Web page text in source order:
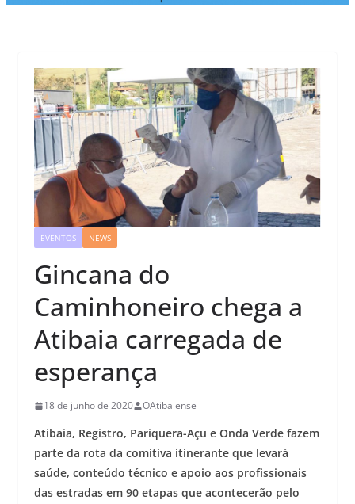
EVENTOS NEWS
Gincana do
Caminhoneiro chega a
Atibaia carregada de
esperança
18 de junho de 2020 OAtibaiense
Atibaia, Registro, Pariquera-Açu e Onda Verde fazem
parte da rota da comitiva itinerante que levará
saúde, conteúdo técnico e apoio aos profissionais
das estradas em 90 etapas que acontecerão pelo